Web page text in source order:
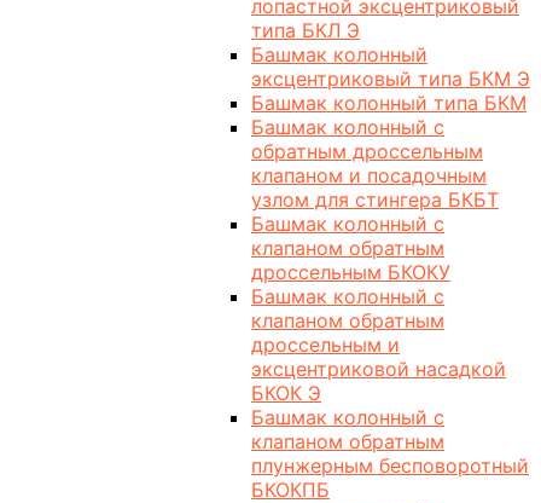
лопастной эксцентриковый
типа БКЛ Э
Башмак колонный
эксцентриковый типа БКМ Э
Башмак колонный типа БКМ
Башмак колонный с
обратным дроссельным
клапаном и посадочным
узлом для стингера БКБТ
Башмак колонный с
клапаном обратным
дроссельным БКОКУ
Башмак колонный с
клапаном обратным
дроссельным и
эксцентриковой насадкой
БКОК Э
Башмак колонный с
клапаном обратным
плунжерным бесповоротный
БКОКПБ